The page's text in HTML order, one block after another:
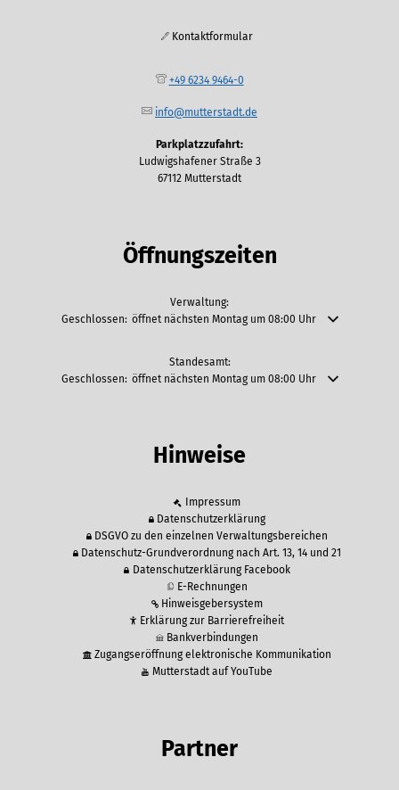
Kontaktformular
+49 6234 9464-0
info@mutterstadt.de
Parkplatzzufahrt:
Ludwigshafener Straße 3
67112 Mutterstadt
Öffnungszeiten
Verwaltung:
Klicken, um weitere Öffnungs- oder Schließzeiten auszublenden
Geschlossen: öffnet nächsten Montag um 08:00 Uhr
Standesamt:
Klicken, um weitere Öffnungs- oder Schließzeiten auszublenden
Geschlossen: öffnet nächsten Montag um 08:00 Uhr
Hinweise
Impressum
Datenschutzerklärung
DSGVO zu den einzelnen Verwaltungsbereichen
Datenschutz-Grundverordnung nach Art. 13, 14 und 21
Datenschutzerklärung Facebook
E-Rechnungen
Hinweisgebersystem
Erklärung zur Barrierefreiheit
Bankverbindungen
Zugangseröffnung elektronische Kommunikation
Mutterstadt auf YouTube
Partner